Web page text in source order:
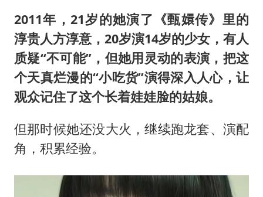
2011年，21岁的她演了《甄嬛传》里的
淳贵人方淳意，20岁演14岁的少女，有人
质疑“不可能”，但她用灵动的表演，把这
个天真烂漫的“小吃货”演得深入人心，让
观众记住了这个长着娃娃脸的姑娘。
但那时候她还没大火，继续跑龙套、演配
角，积累经验。